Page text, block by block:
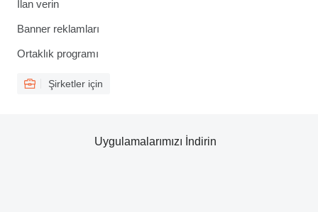
İlan verin
Banner reklamları
Ortaklık programı
Şirketler için
Uygulamalarımızı İndirin